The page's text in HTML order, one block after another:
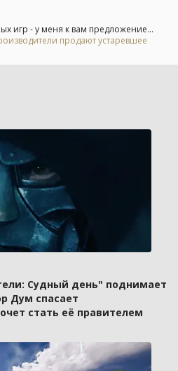
игр - у меня к вам предложение...
продают устаревшее
Судный день" поднимает
Дум спасает
стать её правителем